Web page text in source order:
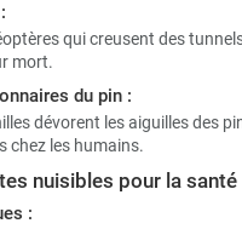
qui creusent des
mort.
du pin :
dévorent les aiguilles des
chez les humains.
nuisibles pour la
: